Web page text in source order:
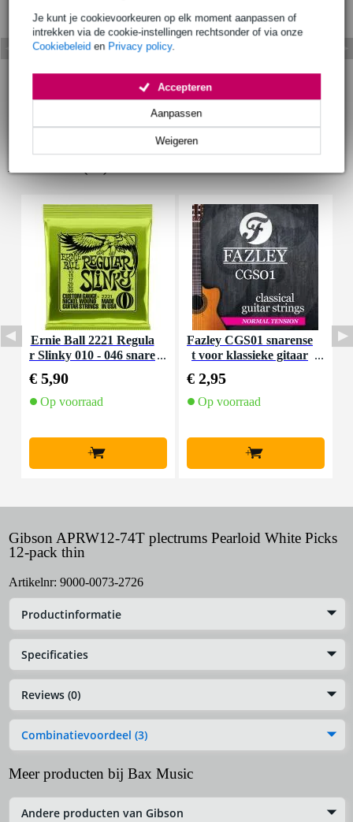
Je kunt je cookievoorkeuren op elk moment aanpassen of
intrekken via de cookie-instellingen rechtsonder of via onze
Cookiebeleid en Privacy policy.
Weigeren
Aanpassen
Accepteren
Accessoires (43)
Ernie Ball 2221 Regula
r Slinky 010 - 046 snare
€ 5,90
Op voorraad
+
Fazley CGS01 snarense
t voor klassieke gitaar
€ 2,95
Op voorraad
+
Gibson APRW12-74T plectrums Pearloid White Picks
12-pack thin
Artikelnr: 9000-0073-2726
Productinformatie
Specificaties
Reviews (0)
Combinatievoordeel (3)
Meer producten bij Bax Music
Andere producten van Gibson